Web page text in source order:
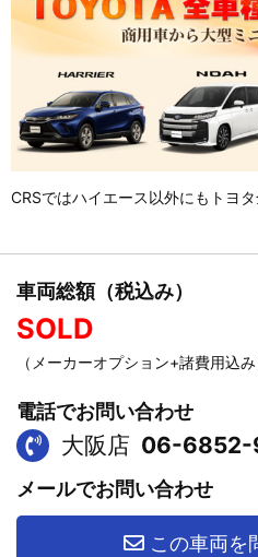
CRSではハイエース以外にもトヨタ
車両総額（税込み）
SOLD
（メーカーオプション+諸費用込み
電話でお問い合わせ
大阪店 06-
メールでお問い合わせ
この車両を